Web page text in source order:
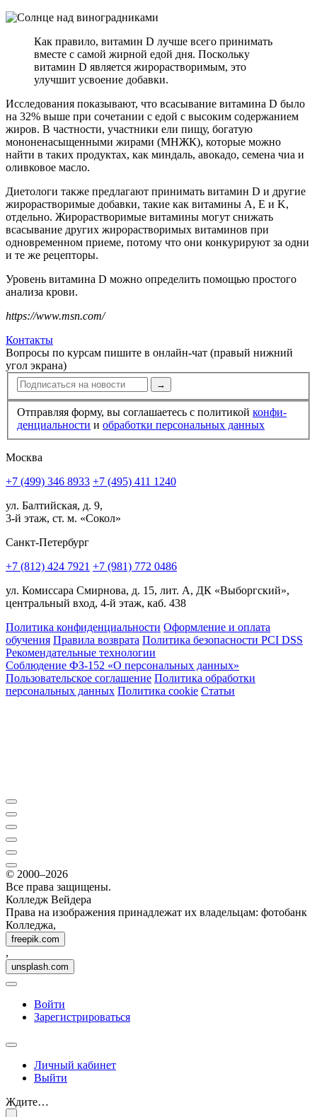
Как правило, витамин D лучше всего принимать
вместе с самой жирной едой дня. Поскольку
витамин D является жирорастворимым, это
улучшит усвоение добавки.
Исследования показывают, что всасывание витамина D было
на 32% выше при сочетании с едой с высоким содержанием
жиров. В частности, участники ели пищу, богатую
мононенасыщенными жирами (МНЖК), которые можно
найти в таких продуктах, как миндаль, авокадо, семена чиа и
оливковое масло.
Диетологи также предлагают принимать витамин D и другие
жирорастворимые добавки, такие как витамины A, E и K,
отдельно. Жирорастворимые витамины могут снижать
всасывание других жирорастворимых витаминов при
одновременном приеме, потому что они конкурируют за одни
и те же рецепторы.
Уровень витамина D можно определить помощью простого
анализа крови.
https://www.msn.com/
Контакты
Вопросы по курсам пишите в онлайн-чат (правый нижний
угол экрана)
→
Отправляя форму, вы соглашаетесь с политикой конфи­
ден­циальности и обработки персональных данных
Москва
+7 (499) 346 8933 +7 (495) 411 1240
ул. Балтийская, д. 9,
3-й этаж, ст. м. «Сокол»
Санкт-Петербург
+7 (812) 424 7921 +7 (981) 772 0486
ул. Комиссара Смирнова, д. 15, лит. А, ДК «Выборгский»,
центральный вход, 4-й этаж, каб. 438
Политика конфиденциальности Оформление и оплата
обучения Правила возврата Политика безопасности PCI DSS
Рекомендательные технологии
Соблюдение ФЗ-152 «О персональ­ных данных»
Пользовательское соглашение Политика обработки
персональных данных Политика cookie Статьи
© 2000–2026
Все права защищены.
Колледж Вейдера
Права на изображения принадлежат их владельцам: фотобанк
Колледжа,
freepik.com
,
unsplash.com
Войти
Зарегистрироваться
Личный кабинет
Выйти
Ждите…